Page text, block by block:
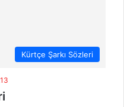
Kürtçe Şarkı Sözleri